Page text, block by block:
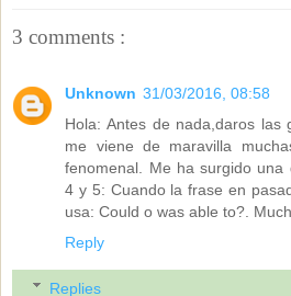
3 comments :
Unknown 31/03/2016, 08:58
Hola: Antes de nada,daros las
me viene de maravilla
fenomenal. Me ha surgido
4 y 5: Cuando la frase en
usa: Could o was able to?.
Reply
Replies